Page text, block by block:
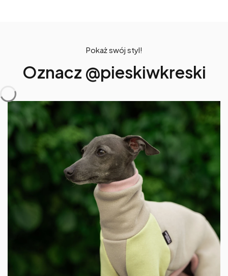
Pokaż swój styl!
Oznacz @pieskiwkreski